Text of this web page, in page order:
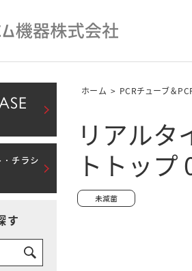
ホーム > PCRチューブ＆
リアルタ
トトッ
・チラシ
す